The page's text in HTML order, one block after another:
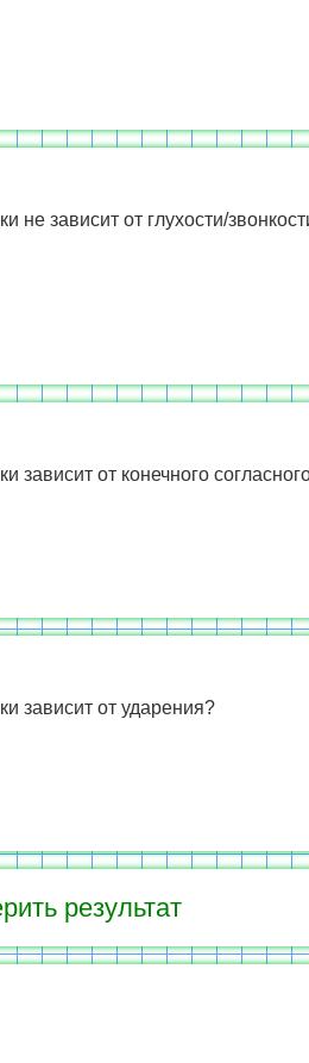
не зависит от глухости/
зависит от конечного
зависит от ударения?